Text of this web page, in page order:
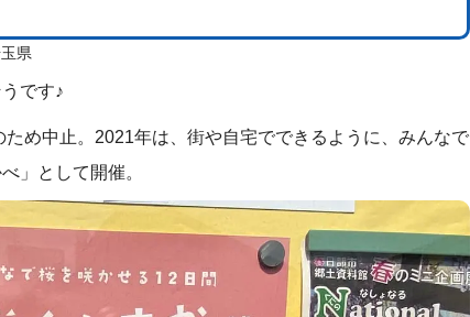
県
です♪
め中止。2021年は、街や自宅でできるように、みんなで
」として開催。